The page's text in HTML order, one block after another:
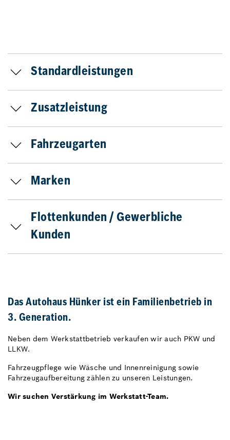
Standardleistungen
Zusatzleistung
Fahrzeugarten
Marken
Flottenkunden / Gewerbliche
Kunden
Das Autohaus Hünker ist ein Familienbetrieb in
3. Generation.
Neben dem Werkstattbetrieb verkaufen wir auch PKW und
LLKW.
Fahrzeugpflege wie Wäsche und Innenreinigung sowie
Fahrzeugaufbereitung zählen zu unseren Leistungen.
Wir suchen Verstärkung im Werkstatt-Team.